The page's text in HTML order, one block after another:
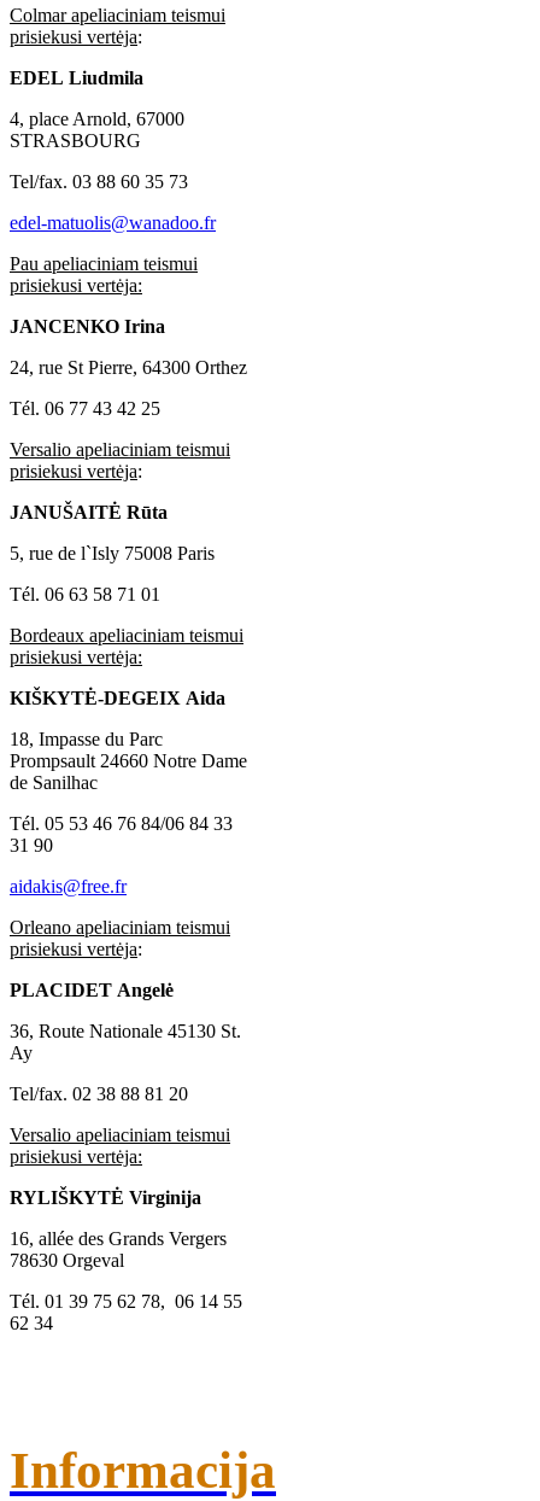
Colmar apeliaciniam teismui
prisiekusi vertėja:
EDEL Liudmila
4, place Arnold, 67000
STRASBOURG
Tel/fax. 03 88 60 35 73
edel-matuolis@wanadoo.fr
Pau apeliaciniam teismui
prisiekusi vertėja:
JANCENKO Irina
24, rue St Pierre, 64300 Orthez
Tél. 06 77 43 42 25
Versalio apeliaciniam teismui
prisiekusi vertėja:
JANUŠAITĖ Rūta
5, rue de l`Isly 75008 Paris
Tél. 06 63 58 71 01
Bordeaux apeliaciniam teismui
prisiekusi vertėja:
KIŠKYTĖ-DEGEIX Aida
18, Impasse du Parc
Prompsault 24660 Notre Dame
de Sanilhac
Tél. 05 53 46 76 84/06 84 33
31 90
aidakis@free.fr
Orleano apeliaciniam teismui
prisiekusi vertėja:
PLACIDET Angelė
36, Route Nationale 45130 St.
Ay
Tel/fax. 02 38 88 81 20
Versalio apeliaciniam teismui
prisiekusi vertėja:
RYLIŠKYTĖ Virginija
16, allée des Grands Vergers
78630 Orgeval
Tél. 01 39 75 62 78, 06 14 55
62 34
Informacija